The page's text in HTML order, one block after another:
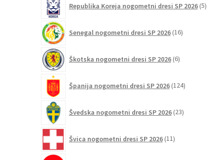
Republika Koreja nogometni dresi SP 2026 5
Senegal nogometni dresi SP 2026 16izdelkov
Škotska nogometni dresi SP 2026 6izdelkov
Španija nogometni dresi SP 2026 124izdelkov
Švedska nogometni dresi SP 2026 23izdelkov
Švica nogometni dresi SP 2026 11izdelkov